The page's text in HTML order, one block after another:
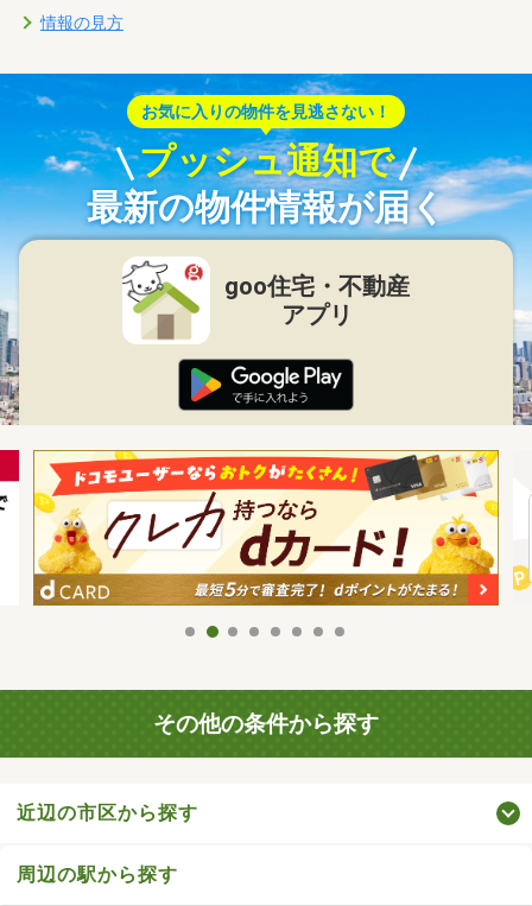
情報の見方
お気に入りの物件を見逃さない！
プッシュ通知で
最新の物件情報が届く
goo住宅・不動産
アプリ
その他の条件から探す
近辺の市区から探す
周辺の駅から探す